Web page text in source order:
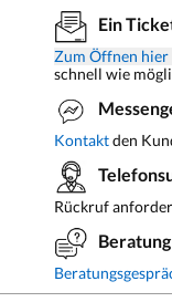
Ein
Zum Öffnen hier
schnell wie
Kontaktden
Rückruf
Beratung